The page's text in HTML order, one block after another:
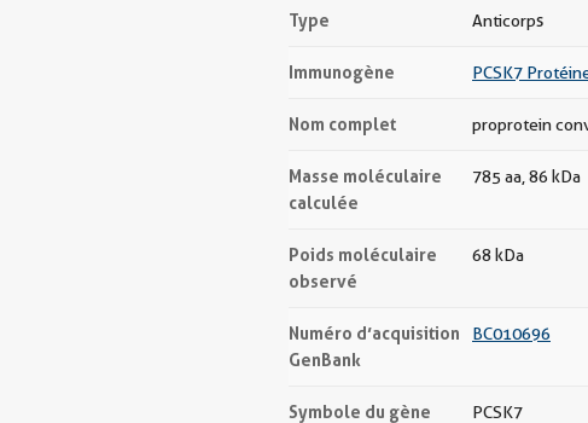
Type Anticorps
Immunogène PCSK7
Nom complet proprotein
Masse moléculaire
calculée
785 aa, 86 kDa
Poids moléculaire
observé
68 kDa
Numéro d’acquisition
GenBank
BC010696
Symbole du gène PCSK7